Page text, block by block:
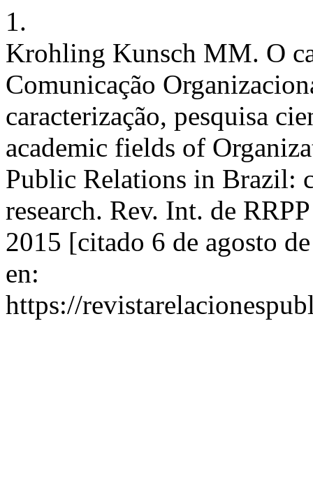
1.
Krohling Kunsch MM. O
Comunicação
caracterização, pesquisa
academic fields of
Public Relations in Brazil:
research. Rev. Int. de
2015 [citado 6 de agosto
en:
https://